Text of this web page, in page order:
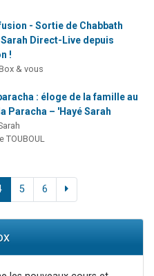
- Sortie de Chabbath
Sarah Direct-Live depuis
!
& vous
: éloge de la famille au
Paracha – 'Hayé Sarah
TOUBOUL
5 6